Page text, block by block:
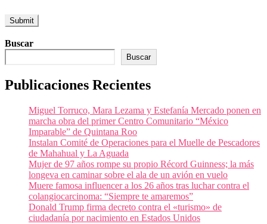
Buscar
Buscar
Publicaciones Recientes
Miguel Torruco, Mara Lezama y Estefanía Mercado ponen en
marcha obra del primer Centro Comunitario “México
Imparable” de Quintana Roo
Instalan Comité de Operaciones para el Muelle de Pescadores
de Mahahual y La Aguada
Mujer de 97 años rompe su propio Récord Guinness; la más
longeva en caminar sobre el ala de un avión en vuelo
Muere famosa influencer a los 26 años tras luchar contra el
colangiocarcinoma: “Siempre te amaremos”
Donald Trump firma decreto contra el «turismo» de
ciudadanía por nacimiento en Estados Unidos